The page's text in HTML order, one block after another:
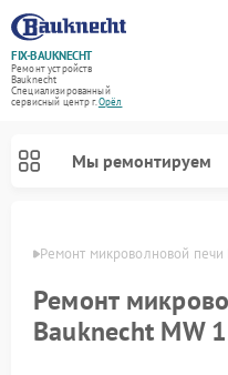
FIX-BAUKNECHT
Ремонт устройств
Bauknecht
Специализированный
cервисный центр г.Орёл
Мы ремонтируем
Ремонт микроволновой
Ремонт
Bauknecht MW